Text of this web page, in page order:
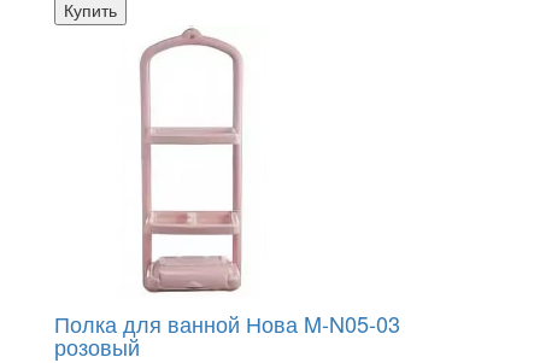
Купить
Полка для ванной Нова M-N05-03
розовый